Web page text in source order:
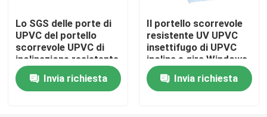
finestra di scivolamento del upvc
Porta francese di UPVC
Lo SGS delle porte di
UPVC del portello
scorrevole UPVC di
inclinazione resistente
UV insonorizzata e di
giro ha certificato
Invia richiesta
Il portello scorrevole
resistente UV UPVC
insettifugo di UPVC
inclina e gira Windows
Invia richiesta